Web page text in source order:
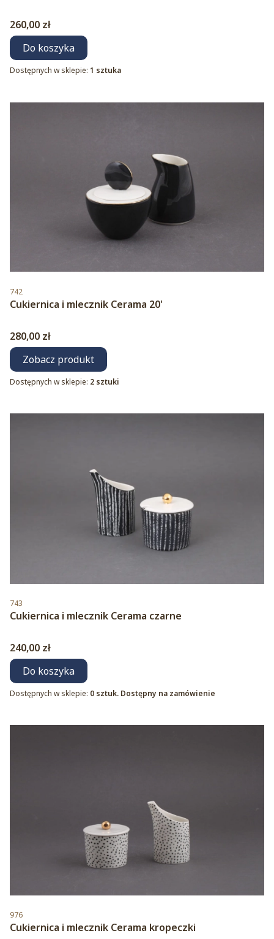
Cena
260,00 zł
Do koszyka
Dostępnych w sklepie: 1 sztuka
Kod produktu
742
Cukiernica i mlecznik Cerama 20'
Cena
280,00 zł
Zobacz produkt
Dostępnych w sklepie: 2 sztuki
Kod produktu
743
Cukiernica i mlecznik Cerama czarne
Cena
240,00 zł
Do koszyka
Dostępnych w sklepie: 0 sztuk. Dostępny na zamówienie
Kod produktu
976
Cukiernica i mlecznik Cerama kropeczki